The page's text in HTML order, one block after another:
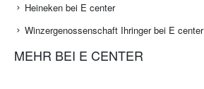
Heineken bei E center
Winzergenossenschaft Ihringer bei E center
MEHR BEI E CENTER